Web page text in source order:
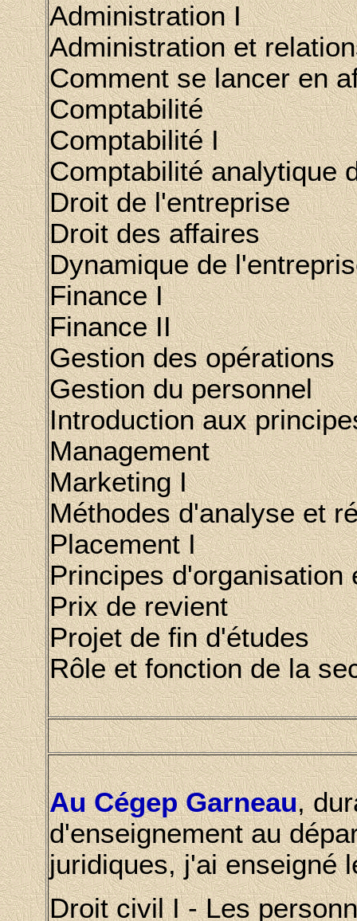
Administration I
Administration et
Comment se lancer en
Comptabilité
Comptabilité I
Comptabilité analytique
Droit de l'entreprise
Droit des affaires
Dynamique de
Finance I
Finance II
Gestion des opérations
Gestion du personnel
Introduction aux
Management
Marketing I
Méthodes d'analyse et
Placement I
Principes d'organisation
Prix de revient
Projet de fin d'études
Rôle et fonction de la
Au Cégep Garneau,
d'enseignement au
juridiques, j'ai enseigné
Droit civil I - Les